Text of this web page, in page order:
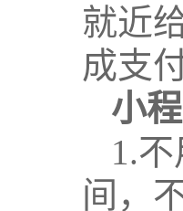
就近
成支付
小
1.
间，